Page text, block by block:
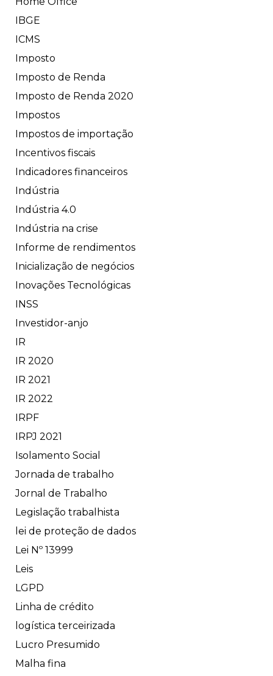
IBGE
ICMS
Imposto
Imposto de Renda
Imposto de Renda 2020
Impostos
Impostos de importação
Incentivos fiscais
Indicadores financeiros
Indústria
Indústria 4.0
Indústria na crise
Informe de rendimentos
Inicialização de negócios
Inovações Tecnológicas
INSS
Investidor-anjo
IR
IR 2020
IR 2021
IR 2022
IRPF
IRPJ 2021
Isolamento Social
Jornada de trabalho
Jornal de Trabalho
Legislação trabalhista
lei de proteção de dados
Lei Nº 13999
Leis
LGPD
Linha de crédito
logística terceirizada
Lucro Presumido
Malha fina